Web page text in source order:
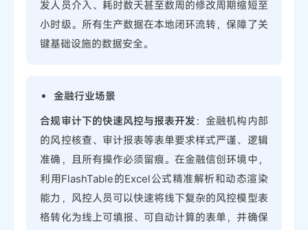
发人员介入、耗时数天甚至数周的修改周期缩短至
小时级。所有生产数据在本地闭环流转，保障了关
键基础设施的数据安全。
金融行业场景
合规审计下的快速风控与报表开发 ：金融机构内部
的风控核查、审计报表等表单要求样式严谨、逻辑
准确，且所有操作必须留痕。在金融信创环境中，
利用FlashTable的Excel公式精准解析和动态渲染
能力，风控人员可以快速将线下复杂的风控模型表
格转化为线上可填报、可自动计算的表单，并确保